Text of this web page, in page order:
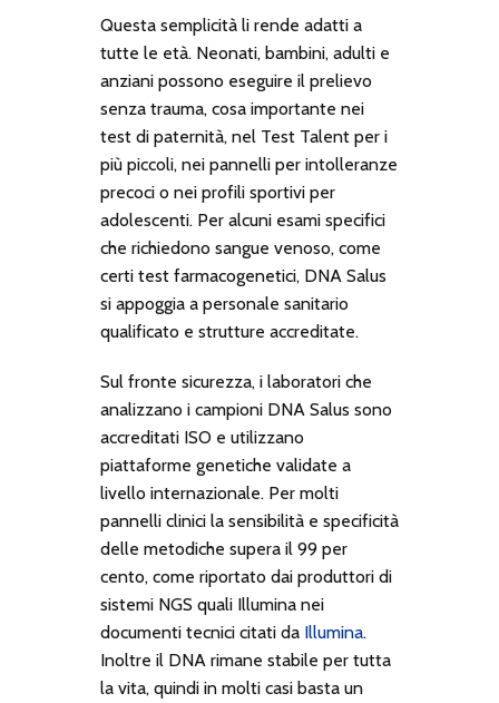
Questa semplicità li rende adatti a
tutte le età. Neonati, bambini, adulti e
anziani possono eseguire il prelievo
senza trauma, cosa importante nei
test di paternità, nel Test Talent per i
più piccoli, nei pannelli per intolleranze
precoci o nei profili sportivi per
adolescenti. Per alcuni esami specifici
che richiedono sangue venoso, come
certi test farmacogenetici, DNA Salus
si appoggia a personale sanitario
qualificato e strutture accreditate.
Sul fronte sicurezza, i laboratori che
analizzano i campioni DNA Salus sono
accreditati ISO e utilizzano
piattaforme genetiche validate a
livello internazionale. Per molti
pannelli clinici la sensibilità e specificità
delle metodiche supera il 99 per
cento, come riportato dai produttori di
sistemi NGS quali Illumina nei
documenti tecnici citati da Illumina.
Inoltre il DNA rimane stabile per tutta
la vita, quindi in molti casi basta un